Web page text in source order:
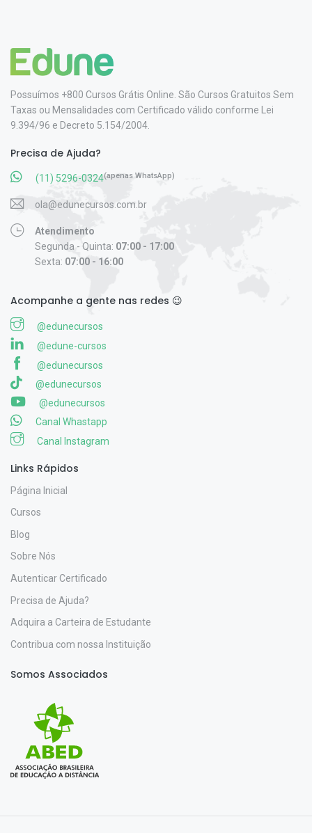
Possuímos +800 Cursos Grátis Online. São Cursos Gratuitos Sem
Taxas ou Mensalidades com Certificado válido conforme Lei
9.394/96 e Decreto 5.154/2004.
Precisa de Ajuda?
(11) 5296-0324(apenas WhatsApp)
ola@edunecursos.com.br
Atendimento
Segunda - Quinta: 07:00 - 17:00
Sexta: 07:00 - 16:00
Acompanhe a gente nas redes 😉
@edunecursos
@edune-cursos
@edunecursos
@edunecursos
@edunecursos
Canal Whastapp
Canal Instagram
Links Rápidos
Página Inicial
Cursos
Blog
Sobre Nós
Autenticar Certificado
Precisa de Ajuda?
Adquira a Carteira de Estudante
Contribua com nossa Instituição
Somos Associados